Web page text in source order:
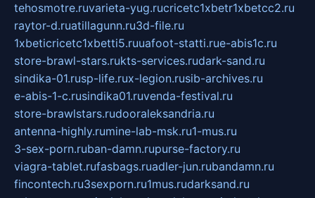
tehosmotre.ruvarieta-yug.rucricetc1xbetr1xbetcc2.ru
raytor-d.ruatillagunn.ru3d-file.ru
1xbeticricetc1xbetti5.ruuafoot-statti.rue-abis1c.ru
store-brawl-stars.rukts-services.rudark-sand.ru
sindika-01.rusp-life.rux-legion.rusib-archives.ru
e-abis-1-c.rusindika01.ruvenda-festival.ru
store-brawlstars.rudooraleksandria.ru
antenna-highly.rumine-lab-msk.ru1-mus.ru
3-sex-porn.ruban-damn.rupurse-factory.ru
viagra-tablet.rufasbags.ruadler-jun.rubandamn.ru
fincontech.ru3sexporn.ru1mus.rudarksand.ru